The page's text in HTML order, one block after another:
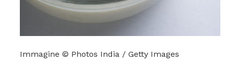
Immagine © Photos India / Getty Images